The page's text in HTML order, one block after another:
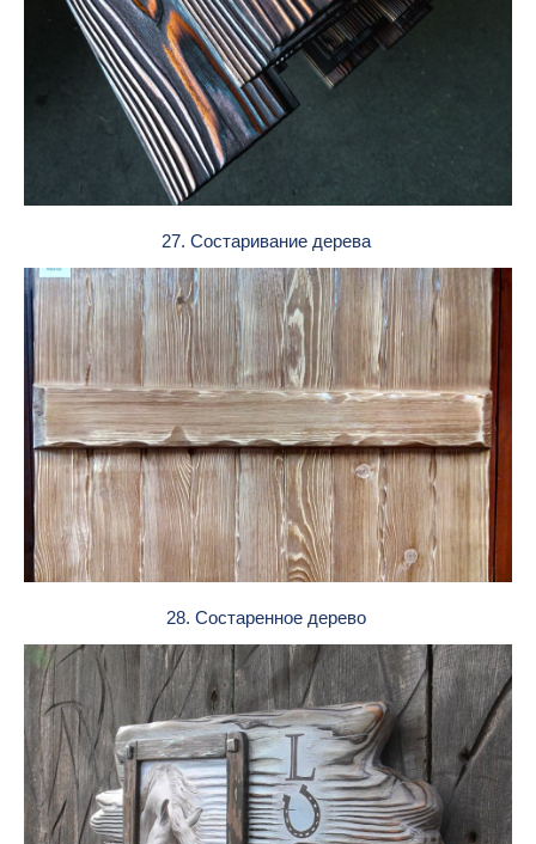
27. Состаривание дерева
28. Состаренное дерево